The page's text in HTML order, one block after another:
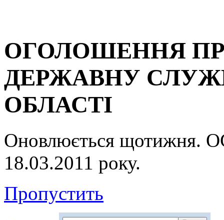
ОГОЛОШЕННЯ
ДЕРЖАВНУ
ОБЛАСТІ
Оновлюється
18.03.2011 року.
Пропустить